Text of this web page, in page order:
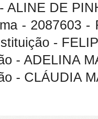
ALINE DE
- 2087603
-
- ADELINA
- CLÁUDIA